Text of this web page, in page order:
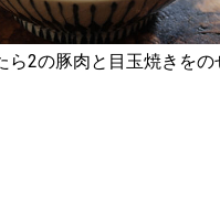
2の豚肉と目玉焼きをの